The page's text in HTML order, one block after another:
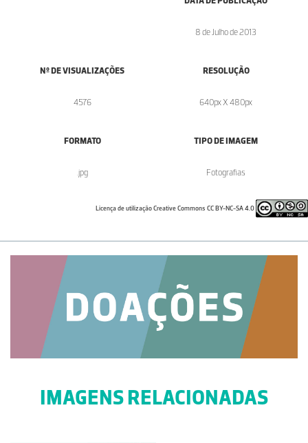
8 de Julho de 2013
Nº DE VISUALIZAÇÕES
4576
RESOLUÇÃO
640px X 480px
FORMATO
.jpg
TIPO DE IMAGEM
Fotografias
Licença de utilização Creative Commons CC BY-NC-SA 4.0
IMAGENS RELACIONADAS